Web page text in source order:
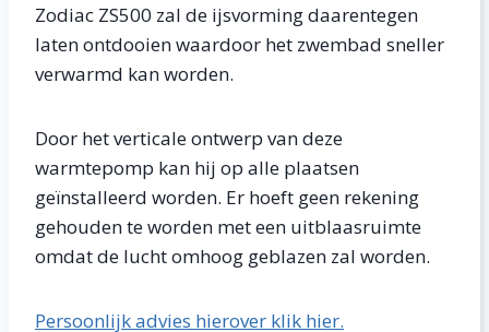
Zodiac ZS500 zal de ijsvorming daarentegen
laten ontdooien waardoor het zwembad sneller
verwarmd kan worden.
Door het verticale ontwerp van deze
warmtepomp kan hij op alle plaatsen
geïnstalleerd worden. Er hoeft geen rekening
gehouden te worden met een uitblaasruimte
omdat de lucht omhoog geblazen zal worden.
Persoonlijk advies hierover klik hier.